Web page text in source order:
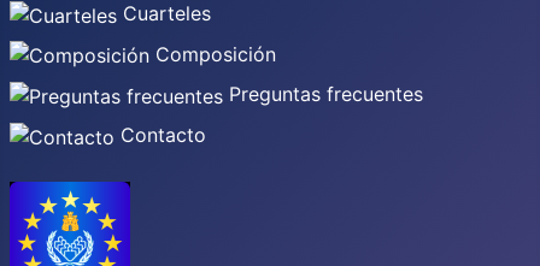
Cuarteles
Composición
Preguntas frecuentes
Contacto